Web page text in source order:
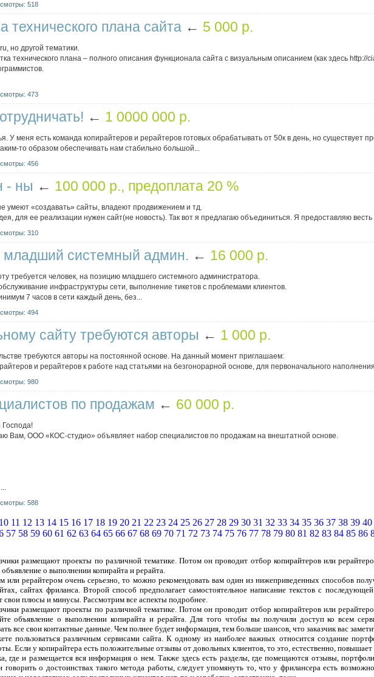
518
технического плана сайта ← 5 000 p.
но другой тематики.
технического плана – полного описания функционала сайта с визуальным описанием (как здесь
473
← 1 0000 000 p.
У меня есть команда копирайтеров и рерайтеров готовых обрабатывать от 50к в день, но существует
то образом обеспечивать нам стабильно большой...
456
- ны ← 100 000 p., предоплата 20 %
умеют «создавать» сайты, владеют продвижением и тд.
для ее реализации нужен сайт(не новость). Так вот я предлагаю объединиться. Я предоставляю весть
310
младший системный админ. ← 16 000 p.
требуется человек, на позицию младшего системного администратора.
инфраструктуры сети, выполнение тикетов с проблемами клиентов.
7 часов в сети каждый день, без...
494
сайту требуются авторы ← 1 000 p.
требуются авторы на постоянной основе. На данный момент приглашаем:
и рерайтеров к работе над статьями на безгонорарной основе, для первоначального
980
по продажам ← 60 000 p.
Вам, ООО «КОС-студио» объявляет набор специалистов по продажам на внештатной основе.
588
10 11 12 13 14 15 16 17 18 19 20 21 22 23 24 25 26 27 28 29 30 31 32 33 34 35 36 37 38 39 40
57 58 59 60 61 62 63 64 65 66 67 68 69 70 71 72 73 74 75 76 77 78 79 80 81 82 83 84 85 86
размещают проекты по различной тематике. Потом он проводит отбор копирайтеров или
о выполнении копирайта и рерайта.
или рерайтером очень серьезно, то можно рекомендовать вам один из нижеприведенных способов
сайтах фриланса. Второй способ предполагает самостоятельное написание текстов с
плюсы и минусы. Рассмотрим все аспекты подробнее.
размещают проекты по различной тематике. Потом он проводит отбор копирайтеров или
объявление о выполнении копирайта и рерайта. Для того чтобы вы получили доступ ко всем
все свои контактные данные. Чем полнее будет информация, тем больше шансов, что заказчик вас
пользоваться различным сервисами сайта. К одному из наиболее важных относится создание
Если у копирайтера есть положительные отзывы от довольных клиентов, то это, естественно,
где и размещается вся информация о нем. Также здесь есть разделы, где помещаются отзывы,
о достоинствах такого метода работы, следует упомянуть то, что у фрилансера есть